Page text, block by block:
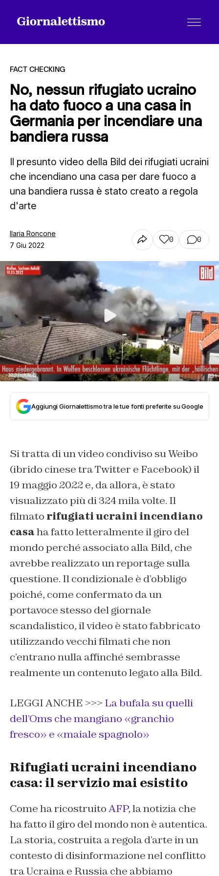
Tutti gli articoli
Contatti
FACT CHECKING
No, nessun rifugiato ucraino
ha dato fuoco a una casa in
Germania per incendiare una
bandiera russa
Il presunto video della Bild dei rifugiati ucraini
che incendiano una casa per dare fuoco a
una bandiera russa è stato creato a regola
d'arte
Ilaria Roncone
7 Giu 2022
0 0
Aggiungi Giornalettismo tra le tue fonti preferite su Google
Si tratta di un video condiviso su Weibo
(ibrido cinese tra Twitter e Facebook) il
19 maggio 2022 e, da allora, è stato
visualizzato più di 324 mila volte. Il
filmato rifugiati ucraini incendiano
casaha fatto letteralmente il giro del
mondo perché associato alla Bild, che
avrebbe realizzato un reportage sulla
questione. Il condizionale è d’obbligo
poiché, come confermato da un
portavoce stesso del giornale
scandalistico, il video è stato fabbricato
utilizzando vecchi filmati che non
c’entrano nulla affinché sembrasse
realmente un contenuto legato alla Bild.
LEGGI ANCHE >>> La bufala su quelli
dell’Oms che mangiano «granchio
fresco» e «maiale spagnolo»
Rifugiati ucraini incendiano
casa: il servizio mai esistito
Come ha ricostruitoAFP, la notizia che
ha fatto il giro del mondo non è autentica.
La storia, costruita a regola d’arte in un
contesto di disinformazione nel conflitto
tra Ucraina e Russia che abbiamo